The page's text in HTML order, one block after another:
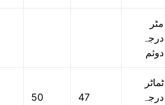
مٹر
درجہ
دوئم
50 47
ٹماٹر
درجہ